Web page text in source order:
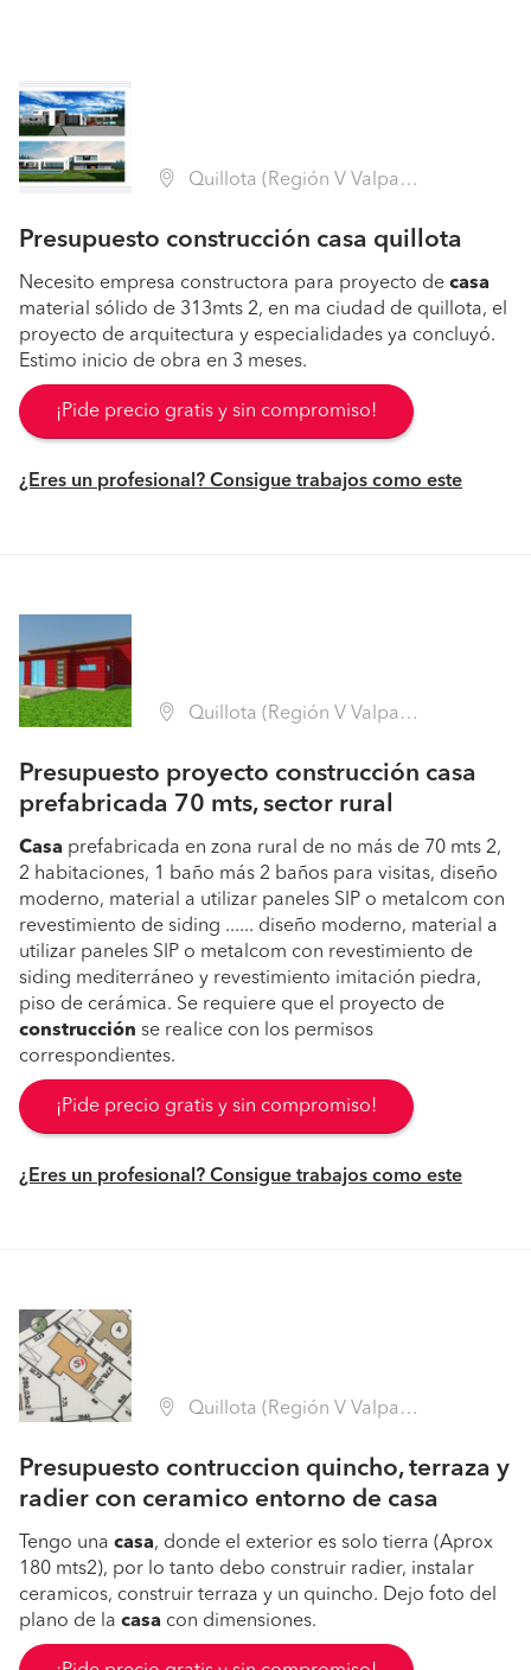
Quillota (Región V Valparaíso - Quillota)
Presupuesto construcción casa quillota
Necesito empresa constructora para proyecto de casa
material sólido de 313mts 2, en ma ciudad de quillota, el
proyecto de arquitectura y especialidades ya concluyó.
Estimo inicio de obra en 3 meses.
¡Pide precio gratis y sin compromiso!
¿Eres un profesional? Consigue trabajos como este
Quillota (Región V Valparaíso - Quillota)
Presupuesto proyecto construcción casa
prefabricada 70 mts, sector rural
Casa prefabricada en zona rural de no más de 70 mts 2,
2 habitaciones, 1 baño más 2 baños para visitas, diseño
moderno, material a utilizar paneles SIP o metalcom con
revestimiento de siding ...... diseño moderno, material a
utilizar paneles SIP o metalcom con revestimiento de
siding mediterráneo y revestimiento imitación piedra,
piso de cerámica. Se requiere que el proyecto de
construcción se realice con los permisos
correspondientes.
¡Pide precio gratis y sin compromiso!
¿Eres un profesional? Consigue trabajos como este
Quillota (Región V Valparaíso - Quillota)
Presupuesto contruccion quincho, terraza y
radier con ceramico entorno de casa
Tengo una casa, donde el exterior es solo tierra (Aprox
180 mts2), por lo tanto debo construir radier, instalar
ceramicos, construir terraza y un quincho. Dejo foto del
plano de la casa con dimensiones.